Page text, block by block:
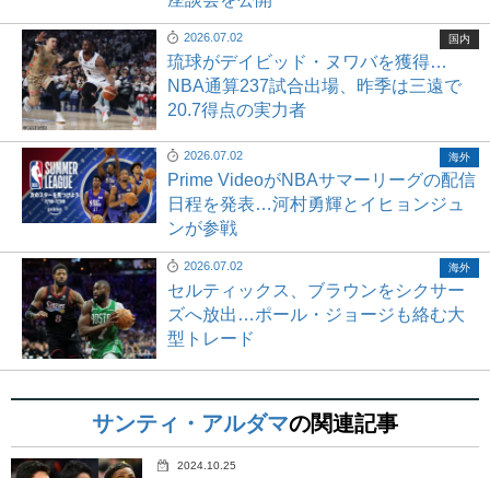
2026.07.02
琉球がデイビッド・ヌワバを獲得…
NBA通算237試合出場、昨季は三遠で
20.7得点の実力者
国内
2026.07.02
Prime VideoがNBAサマーリーグの配信
日程を発表…河村勇輝とイヒョンジュ
ンが参戦
海外
2026.07.02
セルティックス、ブラウンをシクサー
ズへ放出…ポール・ジョージも絡む大
型トレード
海外
サンティ・アルダマの関連記事
2024.10.25